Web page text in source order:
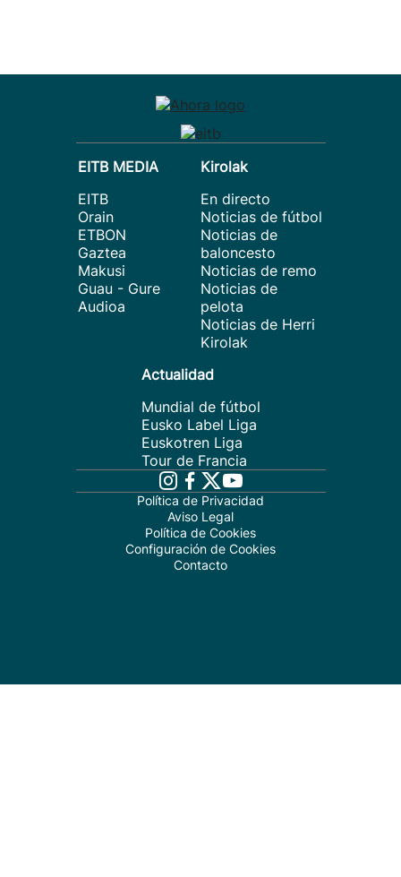
EITB MEDIA
EITB
Orain
ETBON
Gaztea
Makusi
Guau - Gure
Audioa
Kirolak
En directo
Noticias de fútbol
Noticias de
baloncesto
Noticias de remo
Noticias de
pelota
Noticias de Herri
Kirolak
Actualidad
Mundial de fútbol
Eusko Label Liga
Euskotren Liga
Tour de Francia
Política de Privacidad
Aviso Legal
Política de Cookies
Configuración de Cookies
Contacto